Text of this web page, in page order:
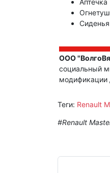
Аптечка
ООО
социальный
модификации
Теги: Renault
#Renault